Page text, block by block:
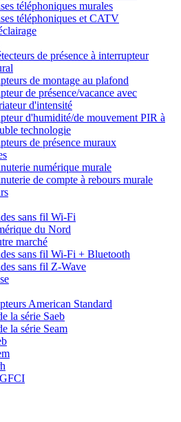
téléphoniques murales
téléphoniques et CATV
de présence à interrupteur
de montage au plafond
de présence/vacance avec
d'intensité
d'humidité/de mouvement PIR à
technologie
de présence muraux
numérique murale
de compte à rebours murale
sans fil Wi-Fi
du Nord
marché
sans fil Wi-Fi + Bluetooth
sans fil Z-Wave
American Standard
la série Saeb
la série Seam